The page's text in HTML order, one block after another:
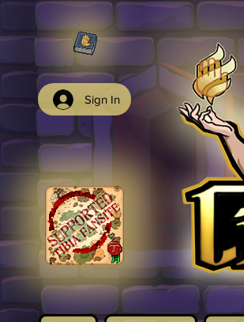
Sign In